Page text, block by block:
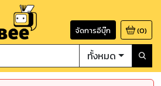
จัดการอีบุ๊ก (0)
ทั้งหมด